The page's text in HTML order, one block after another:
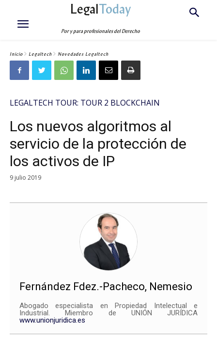
LegalToday
Por y para profesionales del Derecho
Inicio Legaltech Novedades Legaltech
LEGALTECH TOUR: TOUR 2 BLOCKCHAIN
Los nuevos algoritmos al
servicio de la protección de
los activos de IP
9 julio 2019
Fernández Fdez.-Pacheco, Nemesio
Abogado especialista en Propiedad Intelectual e
Industrial. Miembro de UNIÓN JURÍDICA
www.unionjuridica.es